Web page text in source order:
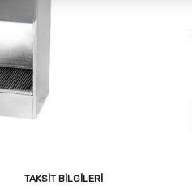
TAKSIT BILGILERI